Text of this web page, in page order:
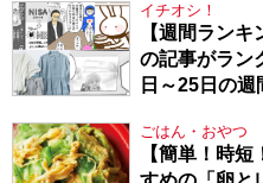
イチオシ！
【週間ラン
の記事がラン
日～25日の
ごはん・おやつ
【簡単！時